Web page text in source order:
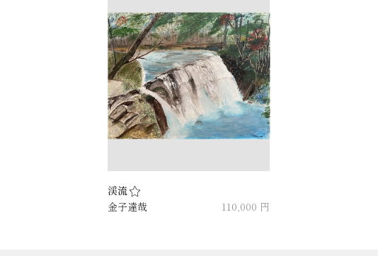
渓流
金子達哉
110,000 円